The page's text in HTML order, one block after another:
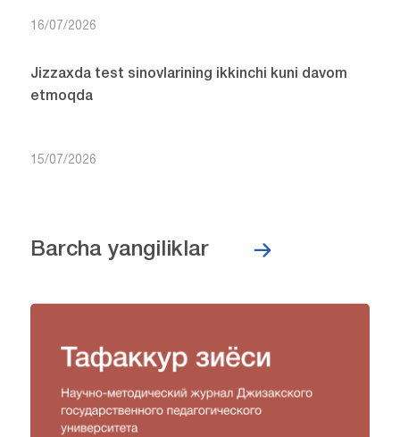
16/07/2026
Jizzaxda test sinovlarining ikkinchi kuni davom
etmoqda
15/07/2026
Barcha yangiliklar